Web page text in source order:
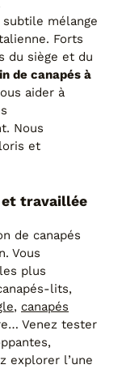
mélange
Forts
du siège et du
de canapés à
aider à
Nous
et
travaillée
de canapés
Vous
plus
lits,
, canapés
Venez tester
explorer l’une